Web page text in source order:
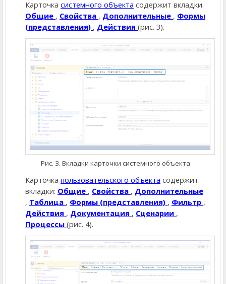
Карточка системного объекта содержит вкладки:
Общие , Свойства , Дополнительные , Формы
(представления) , Действия (рис. 3).
Рис. 3. Вкладки карточки системного объекта
Карточка пользовательского объекта содержит
вкладки: Общие , Свойства , Дополнительные
, Таблица , Формы (представления) , Фильтр ,
Действия , Документация , Сценарии ,
Процессы (рис. 4).